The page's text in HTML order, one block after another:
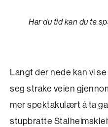
Har du tid kan du ta
Langt der nede kan vi
seg strake veien
mer spektakulært å ta
stupbratte